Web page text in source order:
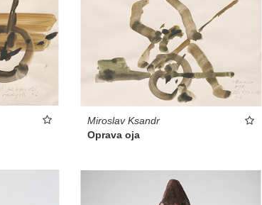
Miroslav Ksandr
Oprava oja